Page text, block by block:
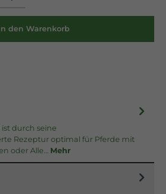
den Warenkorb
durch seine
Rezeptur optimal für Pferde mit
oder Alle… Mehr